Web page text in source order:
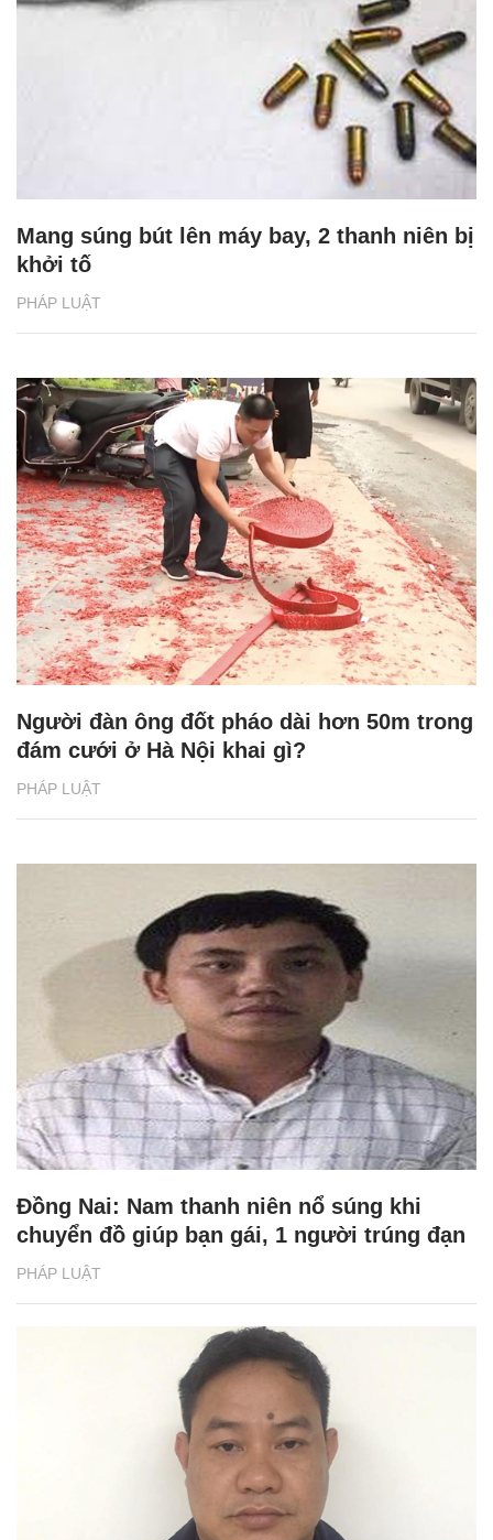
PHÁP LUẬT
Mang súng bút lên máy bay, 2 thanh niên bị
khởi tố
PHÁP LUẬT
Người đàn ông đốt pháo dài hơn 50m trong
đám cưới ở Hà Nội khai gì?
PHÁP LUẬT
Đồng Nai: Nam thanh niên nổ súng khi
chuyển đồ giúp bạn gái, 1 người trúng đạn